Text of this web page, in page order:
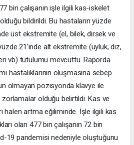
bin çalışanın işle ilgili kas-iskelet
bildirildi. Bu hastaların yüzde
üst ekstremite (el, bilek, dirsek ve
21’inde alt ekstremite (uyluk, diz,
vb) tutulumu mevcuttu. Raporda
hastalıklarının oluşmasına sebep
olmayan pozisyonda klavye ile
olduğu belirtildi. Kas ve
halen artma eğiliminde. İşle ilgili kas
olan 477 bin çalışanın 72 bin
19 pandemisi nedeniyle oluştuğunu